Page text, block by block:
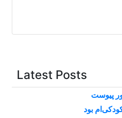
Latest Posts
پیوست
بود